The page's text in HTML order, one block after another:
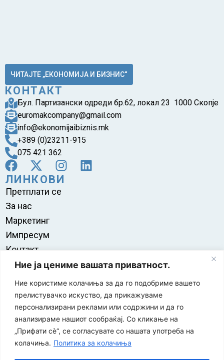
Ние ја цениме вашата приватност.
Ние користиме колачиња за да го подобриме вашето
прелистувачко искуство, да прикажуваме
персонализирани реклами или содржини и да го
анализираме нашиот сообраќај. Со кликање на
„Прифати сè“, се согласувате со нашата употреба на
колачиња. Политика за колачиња
ЧИТАЈТЕ „ЕКОНОМИЈА И БИЗНИС“
КОНТАКТ
Бул. Партизански одреди бр.62, локал 23 1000 Скопје
euromakcompany@gmail.com
info@ekonomijaibiznis.mk
+389 (0)23211-915
075 421 362
ЛИНКОВИ
Претплати се
За нас
Маркетинг
Импресум
Контакт
Правила на користење